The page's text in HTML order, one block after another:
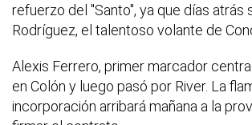
refuerzo del "Santo", ya que días atrás
Rodríguez, el talentoso volante de
Alexis Ferrero, primer marcador
en Colón y luego pasó por River. La
incorporación arribará mañana a la